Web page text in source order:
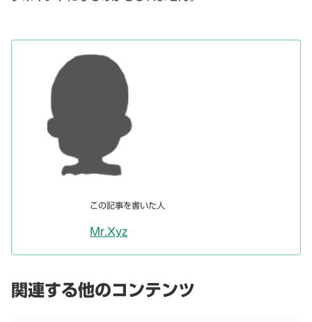
この記事を書いた人
Mr.Xyz
関連する他のコンテンツ